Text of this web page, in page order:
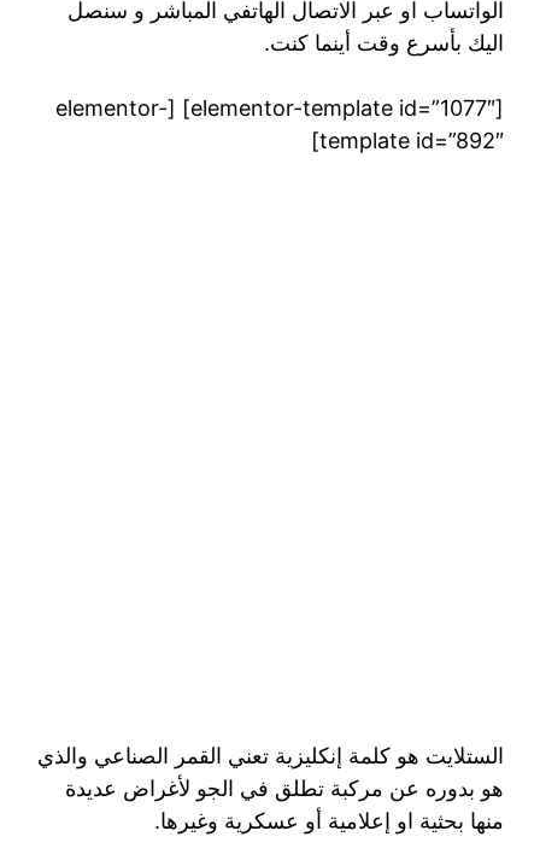
الواتساب او عبر الاتصال الهاتفي المباشر و سنصل
اليك بأسرع وقت أينما كنت.
[elementor-template id=”1077″] [elementor-
template id=”892″]
الستلايت هو كلمة إنكليزية تعني القمر الصناعي والذي
هو بدوره عن مركبة تطلق في الجو لأغراض عديدة
منها بحثية او إعلامية أو عسكرية وغيرها.